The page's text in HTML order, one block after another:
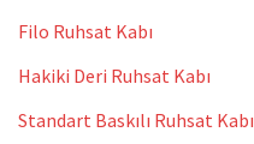
Filo Ruhsat Kabı
Hakiki Deri Ruhsat Kabı
Standart Baskılı Ruhsat Kabı